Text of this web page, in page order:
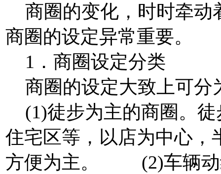
商圈的变化，时时牵动
商圈的设定异常重要。
1．商圈设定分类
商圈的设定大致上可分
(1)徒步为主的商圈。徒
住宅区等，以店为中心，
方便为主。 (2)车辆动